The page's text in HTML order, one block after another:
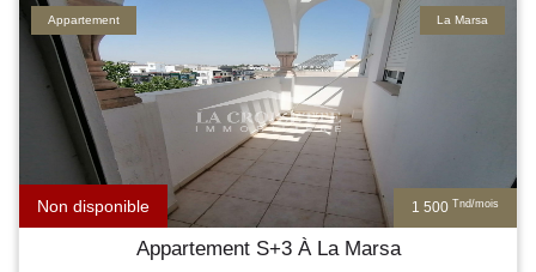
1 500 Tnd/mois
Non disponible
La Marsa
Appartement
Appartement S+3 À La Marsa